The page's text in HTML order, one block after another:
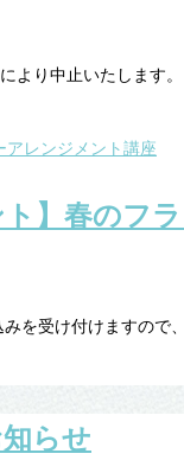
より中止いたします
】春のフ
を受け付けますので
らせ